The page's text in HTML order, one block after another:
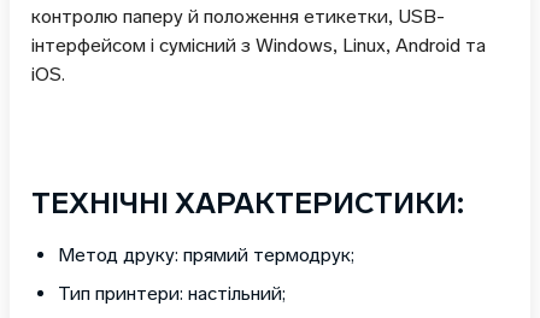
контролю паперу й положення етикетки, USB-
інтерфейсом і сумісний з Windows, Linux, Android та
iOS.
ТЕХНІЧНІ ХАРАКТЕРИСТИКИ:
Метод друку: прямий термодрук;
Тип принтери: настільний;